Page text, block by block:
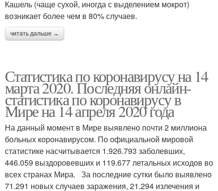
Кашель (чаще сухой, иногда с выделением мокрот)
возникает более чем в 80% случаев.
читать дальше →
Статистика по коронавирусу на 14
марта 2020. Последняя онлайн-
статистика по коронавирусу в
Мире на 14 апреля 2020 года
На данный момент в Мире выявлено почти 2 миллиона
больных коронавирусом. По официальной мировой
статистике насчитывается 1.926.793 заболевших,
446.059 выздоровевших и 119.677 летальных исходов во
всех странах Мира. За последние сутки было выявлено
71.291 новых случаев заражения, 21.294 излечения и